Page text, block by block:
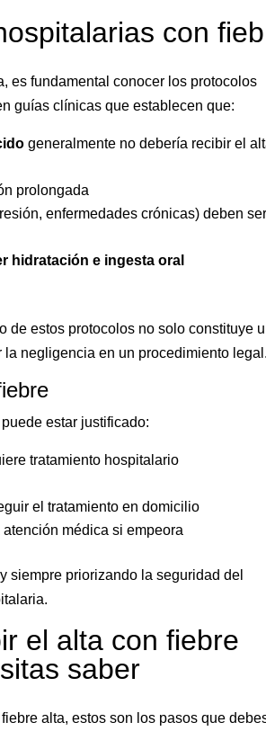
con
es fundamental conocer los protocolos
guías clínicas que establecen que:
generalmente no debería recibir el
prolongada
enfermedades crónicas) deben
hidratación e ingesta oral
de estos protocolos no solo constituye
negligencia en un procedimiento
estar justificado:
tratamiento hospitalario
el tratamiento en domicilio
médica si empeora
siempre priorizando la seguridad del
el alta con fiebre
saber
alta, estos son los pasos que